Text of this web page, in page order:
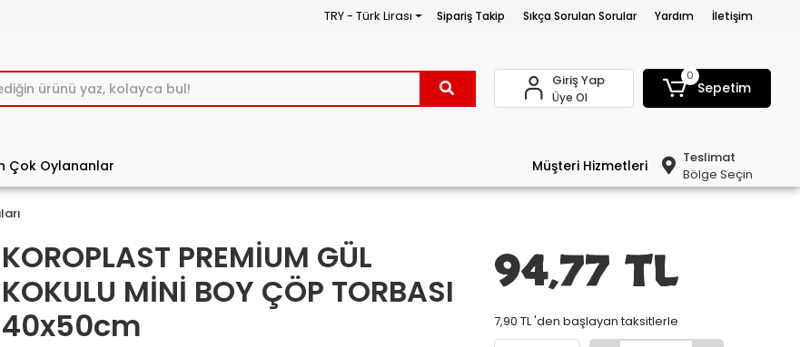
TRY - Türk Lirası Sipariş Takip Sıkça Sorulan Sorular Yardım İletişim
Giriş Yap
Üye Ol
0
Sepetim
Çok Oylananlar Müşteri Hizmetleri
Teslimat
Bölge Seçin
KOROPLAST PREMİUM GÜL
KOKULU MİNİ BOY ÇÖP TORBASI
40x50cm
94,77 TL
7,90 TL 'den başlayan taksitlerle